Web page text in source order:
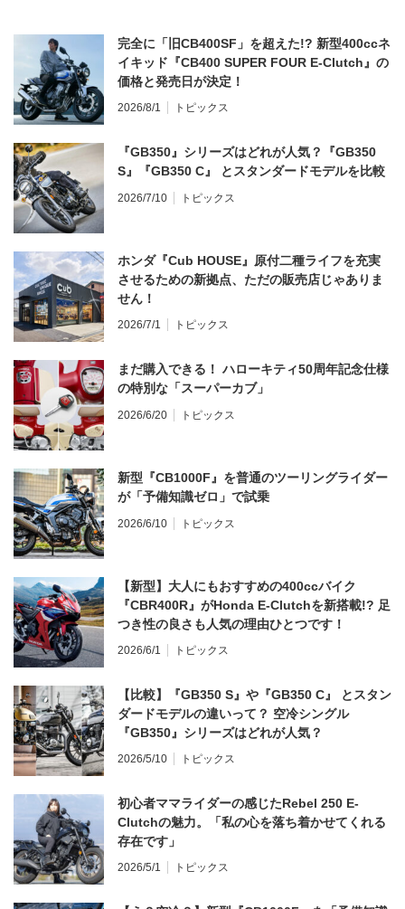
完全に「旧CB400SF」を超えた!? 新型400ccネ
イキッド『CB400 SUPER FOUR E-Clutch』の
価格と発売日が決定！
2026/8/1 トピックス
『GB350』シリーズはどれが人気？『GB350
S』『GB350 C』 とスタンダードモデルを比較
2026/7/10 トピックス
ホンダ『Cub HOUSE』原付二種ライフを充実
させるための新拠点、ただの販売店じゃありま
せん！
2026/7/1 トピックス
まだ購入できる！ ハローキティ50周年記念仕様
の特別な「スーパーカブ」
2026/6/20 トピックス
新型『CB1000F』を普通のツーリングライダー
が「予備知識ゼロ」で試乗
2026/6/10 トピックス
【新型】大人にもおすすめの400ccバイク
『CBR400R』がHonda E-Clutchを新搭載!? 足
つき性の良さも人気の理由ひとつです！
2026/6/1 トピックス
【比較】『GB350 S』や『GB350 C』 とスタン
ダードモデルの違いって？ 空冷シングル
『GB350』シリーズはどれが人気？
2026/5/10 トピックス
初心者ママライダーの感じたRebel 250 E-
Clutchの魅力。「私の心を落ち着かせてくれる
存在です」
2026/5/1 トピックス